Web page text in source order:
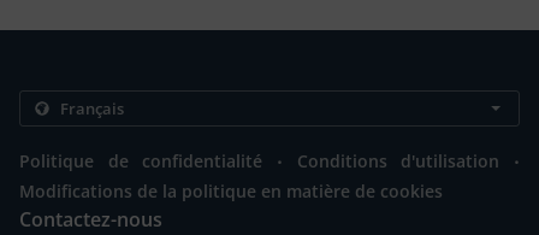
Politique de confidentialité . Conditions d'utilisation .
Modifications de la politique en matière de cookies
Contactez-nous